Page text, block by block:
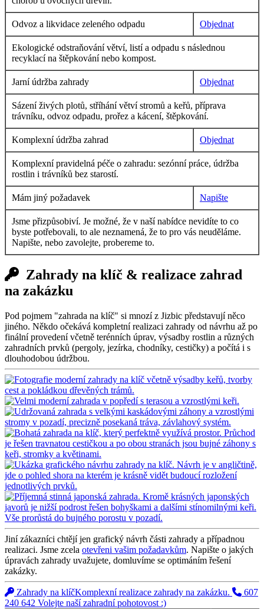
Odvoz a likvidace zeleného odpadu Objednat
Ekologické odstraňování větví, listí a odpadu s následnou
recyklací na štěpkování nebo kompost.
Jarní údržba zahrady Objednat
Sázení živých plotů, stříhání větví stromů a keřů, příprava
trávníku, odvoz odpadu, prořez a kácení, štěpkování.
Komplexní údržba zahrad Objednat
Komplexní pravidelná péče o zahradu: sezónní práce, údržba
rostlin i trávníků bez starostí.
Mám jiný požadavek Napište
Jsme přizpůsobiví. Je možné, že v naší nabídce nevidíte to co
byste potřebovali, to ale neznamená, že to pro vás neuděláme.
Napište, nebo zavolejte, probereme to.
Zahrady na klíč & realizace zahrad
na zakázku
Pod pojmem "zahrada na klíč" si mnozí z Jizbic představují něco
jiného. Někdo očekává kompletní realizaci zahrady od návrhu až po
finální provedení včetně terénních úprav, výsadby rostlin a různých
zahradních prvků (pergoly, jezírka, chodníky, cestičky) a počítá i s
dlouhodobou údržbou.
Jiní zákazníci chtějí jen grafický návrh části zahrady a případnou
realizaci. Jsme zcela otevřeni vašim požadavkům. Napište o jakých
úpravách zahrady uvažujete, domluvíme se optimáním řešení
zakázky.
Zahrady na klíčKomplexní realizace zahrady na zakázku.
607
240 642 Volejte naší zahradní pohotovost :)